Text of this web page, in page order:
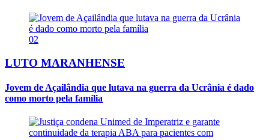
02
LUTO MARANHENSE
Jovem de Açailândia que lutava na guerra da Ucrânia é dado
como morto pela família